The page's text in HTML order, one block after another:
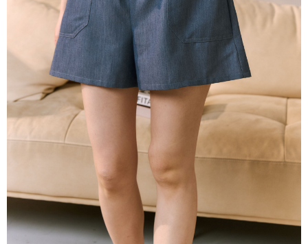
每筆NT$100，滿NT$2,000(含以上)免運費